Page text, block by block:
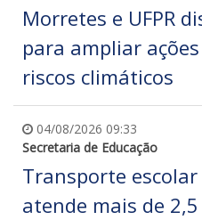
Morretes e UFPR
para ampliar
riscos climáticos
04/08/2026 09:33
Secretaria de Educação
Transporte
atende mais de